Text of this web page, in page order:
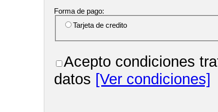
Forma de pago:
Tarjeta de credito
Acepto condiciones
datos [Ver condiciones]